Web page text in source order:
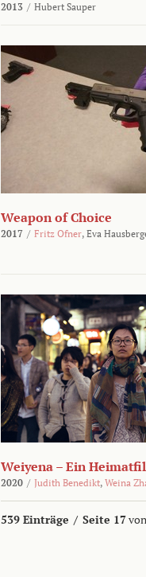
2013 / Hubert Sauper
Weapon of Choice
2017 / Fritz Ofner, Eva
Weiyena – Ein
2020 / Judith Benedikt, Weina
539 Einträge / Seite 17